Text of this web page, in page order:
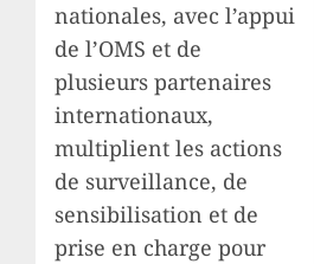
nationales, avec l’appui
de l’OMS et de
plusieurs partenaires
internationaux,
multiplient les actions
de surveillance, de
sensibilisation et de
prise en charge pour